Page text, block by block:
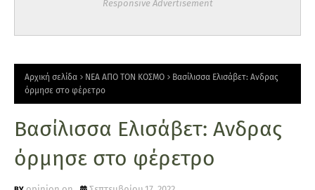
Responsive Advertisement
Αρχική σελίδα ΝΕΑ ΑΠΟ ΤΟΝ ΚΟΣΜΟ
Βασίλισσα Ελισάβετ: Ανδρας
όρμησε στο φέρετρο
Βασίλισσα Ελισάβετ: Ανδρας
όρμησε στο φέρετρο